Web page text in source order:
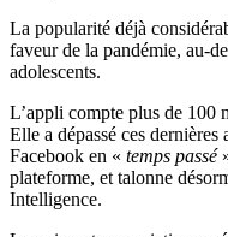
La popularité déjà
faveur de la pandémie, au-
adolescents.
L’appli compte plus de 100
Elle a dépassé ces
Facebook en « temps passé
plateforme, et talonne
Intelligence.